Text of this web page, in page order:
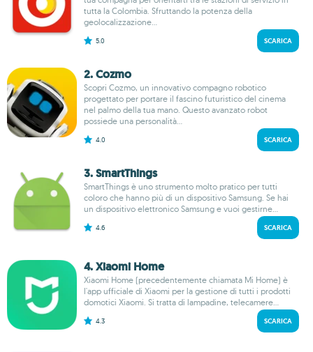
tutta la Colombia. Sfruttando la potenza della
geolocalizzazione...
5.0 SCARICA
2. Cozmo
Scopri Cozmo, un innovativo compagno robotico
progettato per portare il fascino futuristico del cinema
nel palmo della tua mano. Questo avanzato robot
possiede una personalità...
4.0 SCARICA
3. Smart​Things
SmartThings è uno strumento molto pratico per tutti
coloro che hanno più di un dispositivo Samsung. Se hai
un dispositivo elettronico Samsung e vuoi gestirne...
4.6 SCARICA
4. Xiaomi Home
Xiaomi Home (precedentemente chiamata Mi Home) è
l'app ufficiale di Xiaomi per la gestione di tutti i prodotti
domotici Xiaomi. Si tratta di lampadine, telecamere...
4.3 SCARICA